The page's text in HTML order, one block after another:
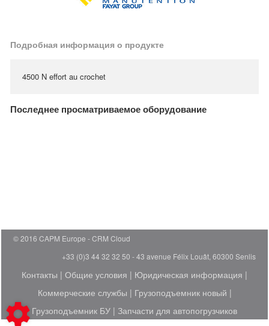
Подробная информация о продукте
4500 N effort au crochet
Последнее просматриваемое оборудование
© 2016 CAPM Europe
CRM Cloud
+33 (0)3 44 32 32 50 - 43 avenue Félix Louât, 60300 Senlis
Контакты | Общие условия | Юридическая информация |
Коммерческие службы | Грузоподъемник новый |
Грузоподъемник БУ | Запчасти для автопогрузчиков